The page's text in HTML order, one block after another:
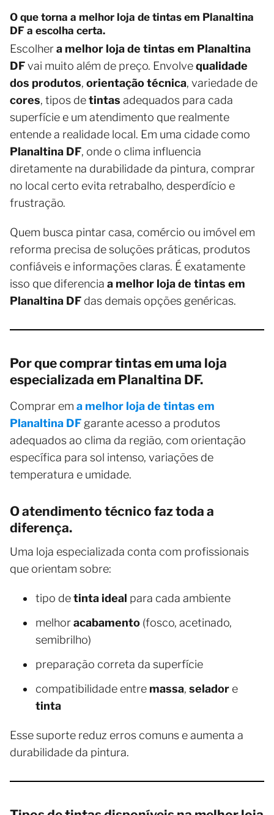
O que torna a melhor loja de tintas em Planaltina
DF a escolha certa.
Escolhera melhor loja de tintas em Planaltina
DFvai muito além de preço. Envolvequalidade
dos produtos, orientação técnica, variedade de
cores, tipos detintas adequados para cada
superfície e um atendimento que realmente
entende a realidade local. Em uma cidade como
Planaltina DF, onde o clima influencia
diretamente na durabilidade da pintura, comprar
no local certo evita retrabalho, desperdício e
frustração.
Quem busca pintar casa, comércio ou imóvel em
reforma precisa de soluções práticas, produtos
confiáveis e informações claras. É exatamente
isso que diferencia a melhor loja de tintas em
Planaltina DF das demais opções genéricas.
Por que comprar tintas em uma loja
especializada em Planaltina DF.
Comprar em a melhor loja de tintas em
Planaltina DF garante acesso a produtos
adequados ao clima da região, com orientação
específica para sol intenso, variações de
temperatura e umidade.
O atendimento técnico faz toda a
diferença.
Uma loja especializada conta com profissionais
que orientam sobre:
tipo detinta ideal para cada ambiente
melhoracabamento (fosco, acetinado,
semibrilho)
preparação correta da superfície
compatibilidade entre massa, selador e
tinta
Esse suporte reduz erros comuns e aumenta a
durabilidade da pintura.